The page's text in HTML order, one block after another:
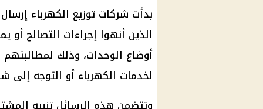
بدأت شركات توزيع الكهرباء
الذين أنهوا إجراءات التصالح
أوضاع الوحدات، وذلك
لخدمات الكهرباء أو التوجه إلى